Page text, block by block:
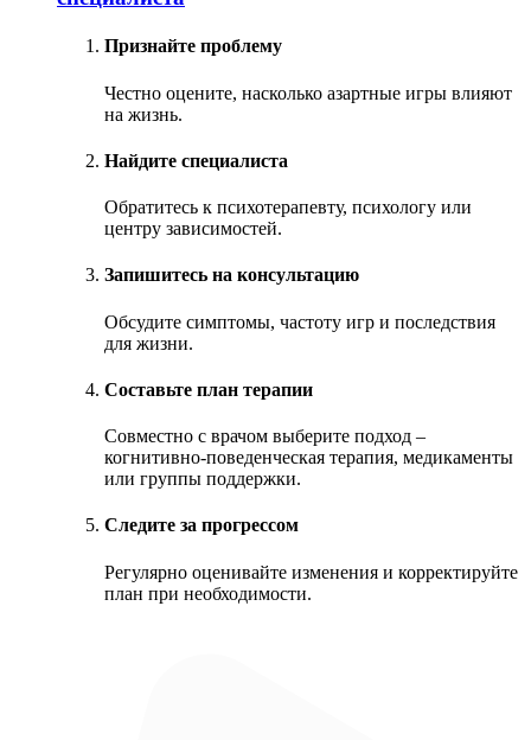
Признайте проблему
Честно оцените, насколько азартные игры влияют
на жизнь.
Найдите специалиста
Обратитесь к психотерапевту, психологу или
центру зависимостей.
Запишитесь на консультацию
Обсудите симптомы, частоту игр и последствия
для жизни.
Составьте план терапии
Совместно с врачом выберите подход –
когнитивно-поведенческая терапия, медикаменты
или группы поддержки.
Следите за прогрессом
Регулярно оценивайте изменения и корректируйте
план при необходимости.